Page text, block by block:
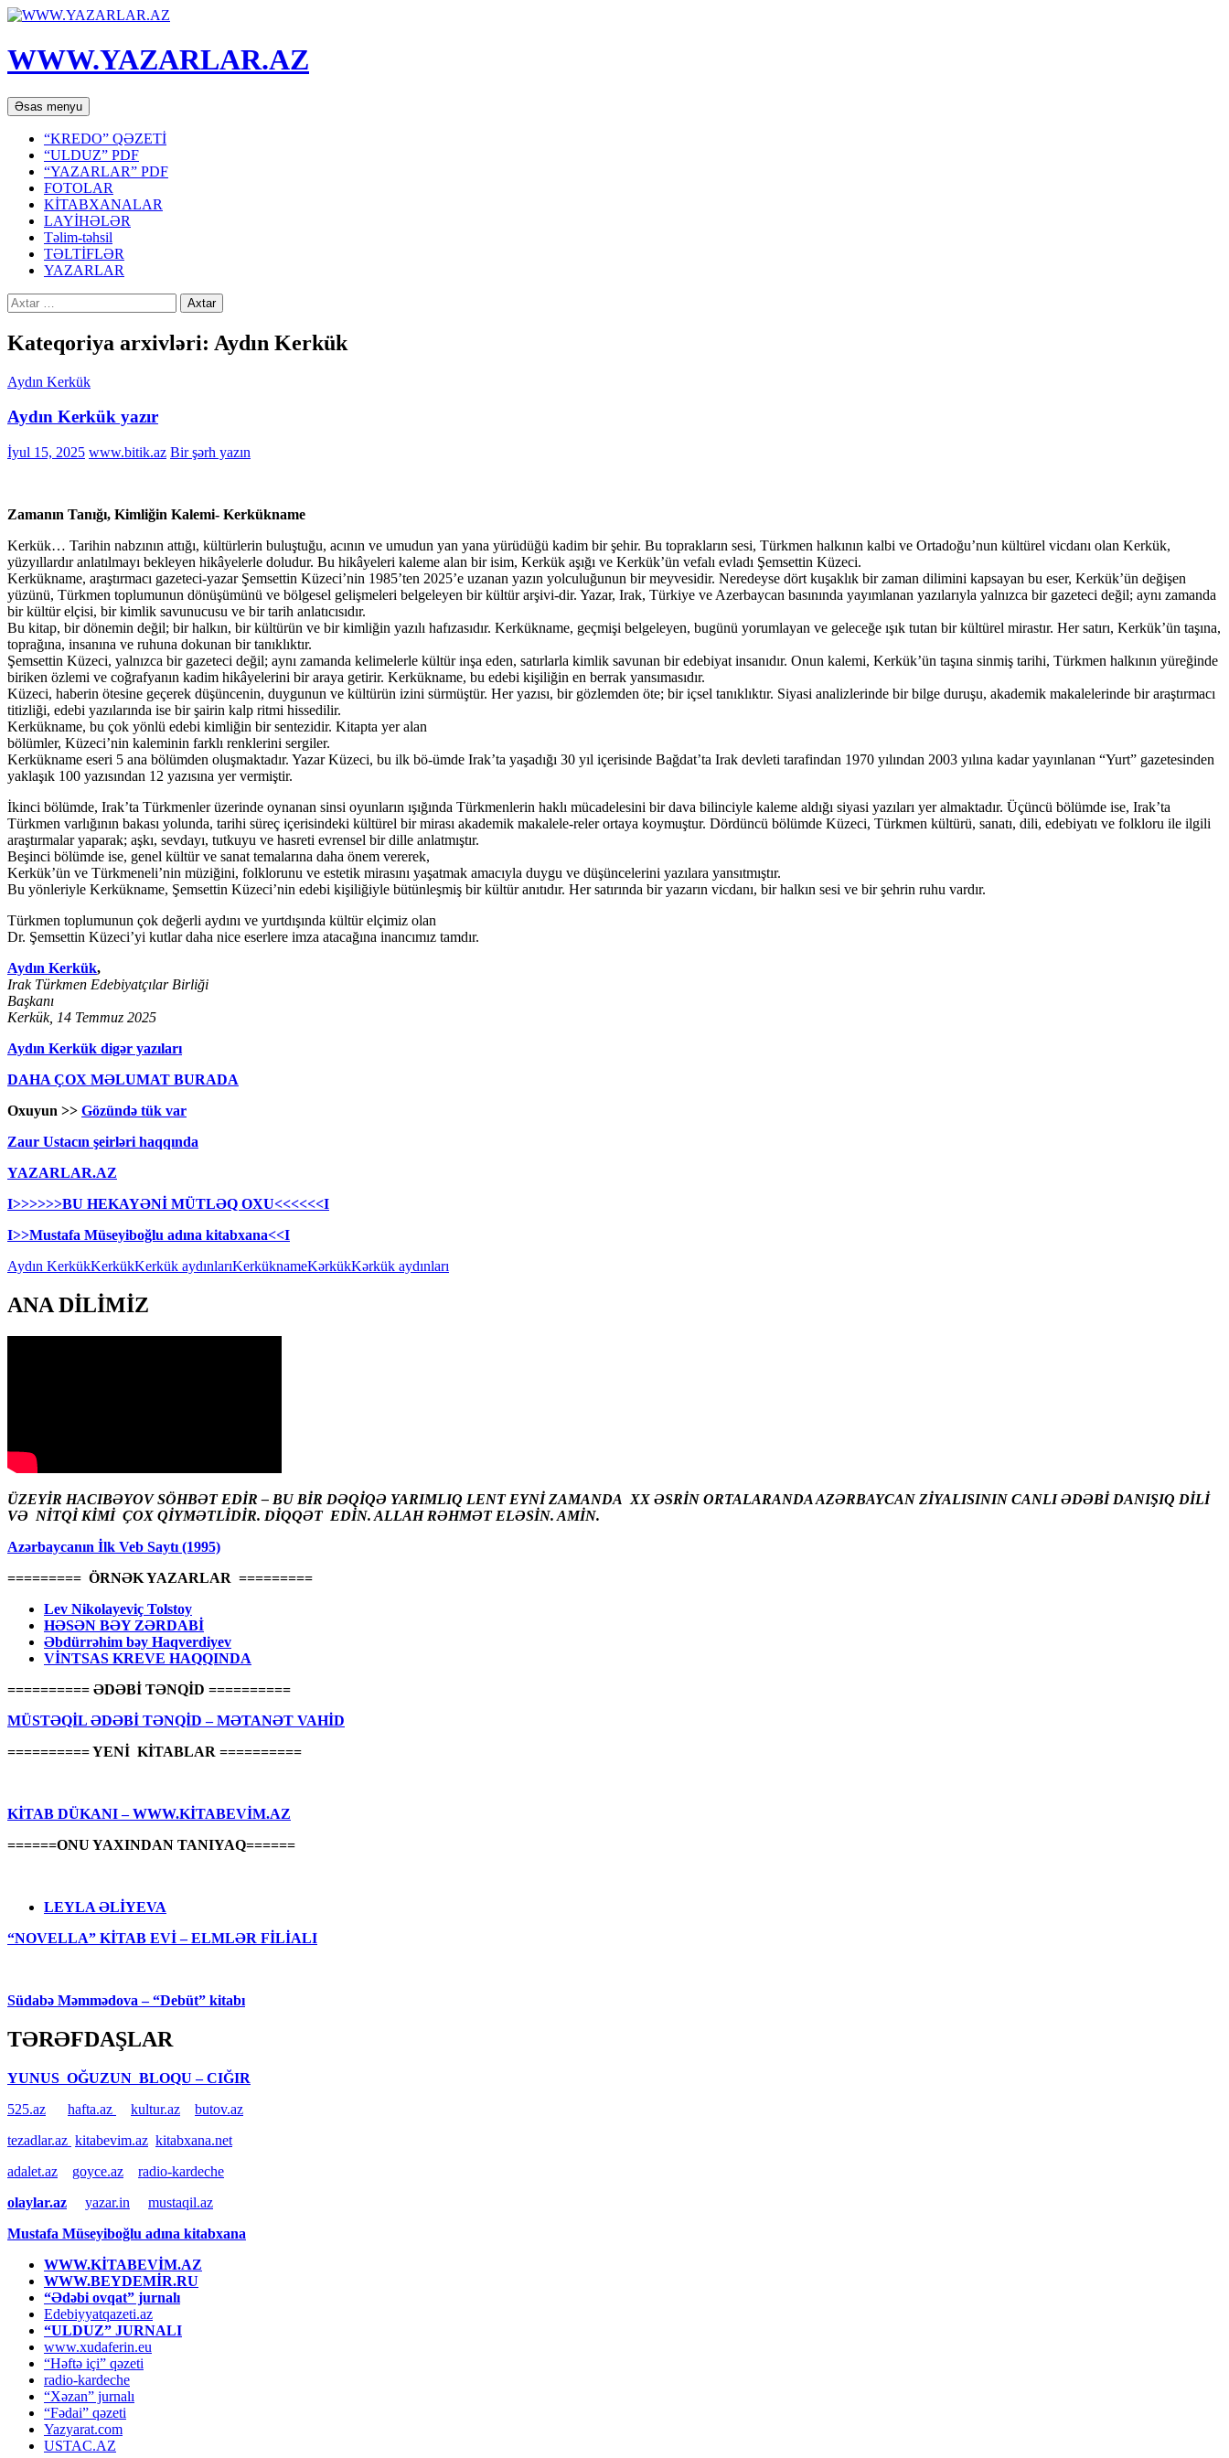
WWW.YAZARLAR.AZ
Axtar
Əsas menyu Mühtəviyyata
keç
“KREDO” QƏZETİ
“ULDUZ” PDF
“YAZARLAR” PDF
FOTOLAR
KİTABXANALAR
LAYİHƏLƏR
Təlim-təhsil
TƏLTİFLƏR
YAZARLAR
Axtarış:
Kateqoriya arxivləri: Aydın Kerkük
Aydın Kerkük
Aydın Kerkük yazır
İyul 15, 2025 www.bitik.az Bir şərh yazın
Zamanın Tanığı, Kimliğin Kalemi- Kerkükname
Kerkük… Tarihin nabzının attığı, kültürlerin buluştuğu, acının ve umudun yan yana yürüdüğü kadim bir şehir. Bu toprakların sesi, Türkmen halkının kalbi ve Ortadoğu’nun kültürel vicdanı olan Kerkük,
yüzyıllardır anlatılmayı bekleyen hikâyelerle doludur. Bu hikâyeleri kaleme alan bir isim, Kerkük aşığı ve Kerkük’ün vefalı evladı Şemsettin Küzeci.
Kerkükname, araştırmacı gazeteci-yazar Şemsettin Küzeci’nin 1985’ten 2025’e uzanan yazın yolculuğunun bir meyvesidir. Neredeyse dört kuşaklık bir zaman dilimini kapsayan bu eser, Kerkük’ün değişen
yüzünü, Türkmen toplumunun dönüşümünü ve bölgesel gelişmeleri belgeleyen bir kültür arşivi-dir. Yazar, Irak, Türkiye ve Azerbaycan basınında yayımlanan yazılarıyla yalnızca bir gazeteci değil; aynı zamanda
bir kültür elçisi, bir kimlik savunucusu ve bir tarih anlatıcısıdır.
Bu kitap, bir dönemin değil; bir halkın, bir kültürün ve bir kimliğin yazılı hafızasıdır. Kerkükname, geçmişi belgeleyen, bugünü yorumlayan ve geleceğe ışık tutan bir kültürel mirastır. Her satırı, Kerkük’ün taşına,
toprağına, insanına ve ruhuna dokunan bir tanıklıktır.
Şemsettin Küzeci, yalnızca bir gazeteci değil; aynı zamanda kelimelerle kültür inşa eden, satırlarla kimlik savunan bir edebiyat insanıdır. Onun kalemi, Kerkük’ün taşına sinmiş tarihi, Türkmen halkının yüreğinde
biriken özlemi ve coğrafyanın kadim hikâyelerini bir araya getirir. Kerkükname, bu edebi kişiliğin en berrak yansımasıdır.
Küzeci, haberin ötesine geçerek düşüncenin, duygunun ve kültürün izini sürmüştür. Her yazısı, bir gözlemden öte; bir içsel tanıklıktır. Siyasi analizlerinde bir bilge duruşu, akademik makalelerinde bir araştırmacı
titizliği, edebi yazılarında ise bir şairin kalp ritmi hissedilir.
Kerkükname, bu çok yönlü edebi kimliğin bir sentezidir. Kitapta yer alan
bölümler, Küzeci’nin kaleminin farklı renklerini sergiler.
Kerkükname eseri 5 ana bölümden oluşmaktadır. Yazar Küzeci, bu ilk bö-ümde Irak’ta yaşadığı 30 yıl içerisinde Bağdat’ta Irak devleti tarafindan 1970 yılından 2003 yılına kadar yayınlanan “Yurt” gazetesinden
yaklaşık 100 yazısından 12 yazısına yer vermiştir.
İkinci bölümde, Irak’ta Türkmenler üzerinde oynanan sinsi oyunların ışığında Türkmenlerin haklı mücadelesini bir dava bilinciyle kaleme aldığı siyasi yazıları yer almaktadır. Üçüncü bölümde ise, Irak’ta
Türkmen varlığının bakası yolunda, tarihi süreç içerisindeki kültürel bir mirası akademik makalele-reler ortaya koymuştur. Dördüncü bölümde Küzeci, Türkmen kültürü, sanatı, dili, edebiyatı ve folkloru ile ilgili
araştırmalar yaparak; aşkı, sevdayı, tutkuyu ve hasreti evrensel bir dille anlatmıştır.
Beşinci bölümde ise, genel kültür ve sanat temalarına daha önem vererek,
Kerkük’ün ve Türkmeneli’nin müziğini, folklorunu ve estetik mirasını yaşatmak amacıyla duygu ve düşüncelerini yazılara yansıtmıştır.
Bu yönleriyle Kerkükname, Şemsettin Küzeci’nin edebi kişiliğiyle bütünleşmiş bir kültür anıtıdır. Her satırında bir yazarın vicdanı, bir halkın sesi ve bir şehrin ruhu vardır.
Türkmen toplumunun çok değerli aydını ve yurtdışında kültür elçimiz olan
Dr. Şemsettin Küzeci’yi kutlar daha nice eserlere imza atacağına inancımız tamdır.
Aydın Kerkük,
Irak Türkmen Edebiyatçılar Birliği
Başkanı
Kerkük, 14 Temmuz 2025
Aydın Kerkük digər yazıları
DAHA ÇOX MƏLUMAT BURADA
Oxuyun >> Gözündə tük var
Zaur Ustacın şeirləri haqqında
YAZARLAR.AZ
I>>>>>>BU HEKAYƏNİ MÜTLƏQ OXU<<<<<<I
I>>Mustafa Müseyiboğlu adına kitabxana<<I
Aydın KerkükKerkükKerkük aydınlarıKerküknameKərkükKərkük aydınları
ANA DİLİMİZ
ÜZEYİR HACIBƏYOV SÖHBƏT EDİR – BU BİR DƏQİQƏ YARIMLIQ LENT EYNİ ZAMANDA XX ƏSRİN ORTALARANDA AZƏRBAYCAN ZİYALISININ CANLI ƏDƏBİ DANIŞIQ DİLİ
VƏ NİTQİ KİMİ ÇOX QİYMƏTLİDİR. DİQQƏT EDİN. ALLAH RƏHMƏT ELƏSİN. AMİN.
Azərbaycanın İlk Veb Saytı (1995)
========= ÖRNƏK YAZARLAR =========
Lev Nikolayeviç Tolstoy
HƏSƏN BƏY ZƏRDABİ
Əbdürrəhim bəy Haqverdiyev
VİNTSAS KREVE HAQQINDA
========== ƏDƏBİ TƏNQİD ==========
MÜSTƏQİL ƏDƏBİ TƏNQİD – MƏTANƏT VAHİD
========== YENİ KİTABLAR ==========
KİTAB DÜKANI – WWW.KİTABEVİM.AZ
======ONU YAXINDAN TANIYAQ======
LEYLA ƏLİYEVA
“NOVELLA” KİTAB EVİ – ELMLƏR FİLİALI
Südabə Məmmədova – “Debüt” kitabı
TƏRƏFDAŞLAR
YUNUS OĞUZUN BLOQU – CIĞIR
525.az
hafta.az kultur.az
butov.az
tezadlar.az kitabevim.az kitabxana.net
adalet.az
goyce.az
radio-kardeche
olaylar.az
yazar.in
mustaqil.az
Mustafa Müseyiboğlu adına kitabxana
WWW.KİTABEVİM.AZ
WWW.BEYDEMİR.RU
“Ədəbi ovqat” jurnalı
Edebiyyatqazeti.az
“ULDUZ” JURNALI
www.xudaferin.eu
“Həftə içi” qəzeti
radio-kardeche
“Xəzan” jurnalı
“Fədai” qəzeti
Yazyarat.com
USTAC.AZ